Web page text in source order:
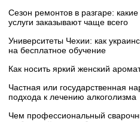
Сезон ремонтов в разгаре:
услуги заказывают чаще всего
Университеты Чехии: как
на бесплатное обучение
Как носить яркий женский
Частная или государственная
подхода к лечению алкоголизма
Чем профессиональный